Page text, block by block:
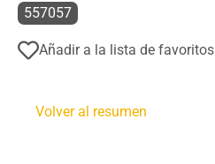
557057
Añadir a la lista de favoritos
Volver al resumen